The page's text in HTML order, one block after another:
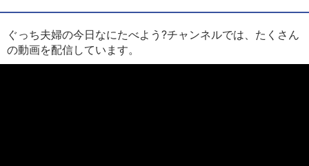
ぐっち夫婦の今日なにたべよう?チャンネルでは、たくさん
の動画を配信しています。